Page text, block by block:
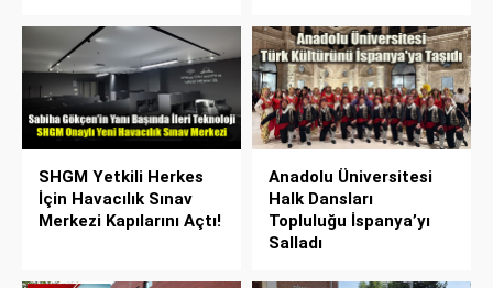
SHGM Yetkili Herkes
İçin Havacılık Sınav
Merkezi Kapılarını Açtı!
Anadolu Üniversitesi
Halk Dansları
Topluluğu İspanya’yı
Salladı